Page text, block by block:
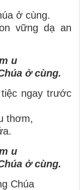
ở cùng.
vững dạ an
u
ở cùng.
ngay trước
thơm,
u
ở cùng.
Chúa